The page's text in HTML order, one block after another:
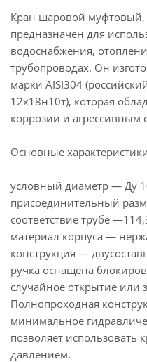
Кран шаровой муфтовый,
предназначен для
водоснабжения,
трубопроводах. Он
марки AISI304
12х18н10т), которая
коррозии и агрессивным
Основные
условный диаметр — Ду
присоединительный
соответствие трубе
материал корпуса —
конструкция —
ручка оснащена
случайное открытие или
Полнопроходная
минимальное
позволяет использовать
давлением.